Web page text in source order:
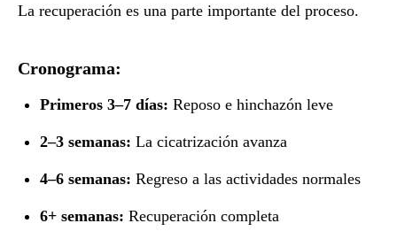
La recuperación es una parte importante del proceso.
Cronograma:
Primeros 3–7 días: Reposo e hinchazón leve
2–3 semanas: La cicatrización avanza
4–6 semanas: Regreso a las actividades normales
6+ semanas: Recuperación completa